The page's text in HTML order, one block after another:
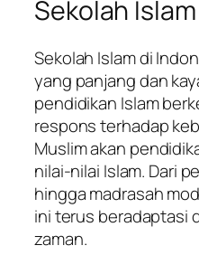
Sekolah
Sekolah Islam di
yang panjang dan
pendidikan Islam
respons terhadap
Muslim akan
nilai-nilai Islam. Dari
hingga madrasah
ini terus beradaptasi
zaman.